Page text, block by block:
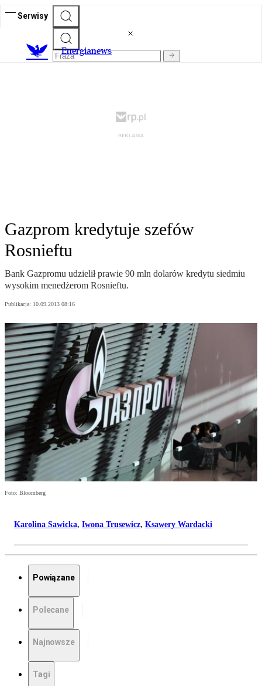
Serwisy
Energianews
Gazprom kredytuje szefów
Rosnieftu
Bank Gazpromu udzielił prawie 90 mln dolarów kredytu siedmiu
wysokim menedżerom Rosnieftu.
Publikacja: 10.09.2013 08:16
Foto: Bloomberg
Karolina Sawicka, Iwona Trusewicz, Ksawery Wardacki
Powiązane
Polecane
Najnowsze
Tagi